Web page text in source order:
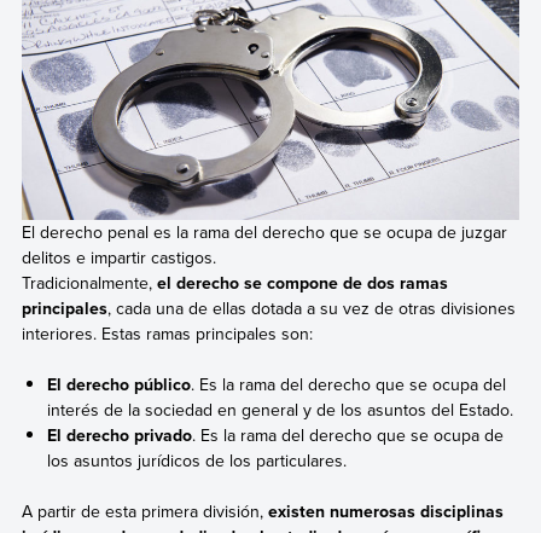
El derecho penal es la rama del derecho que se ocupa de juzgar
delitos e impartir castigos.
Tradicionalmente, el derecho se compone de dos ramas
principales, cada una de ellas dotada a su vez de otras divisiones
interiores. Estas ramas principales son:
El derecho público. Es la rama del derecho que se ocupa del
interés de la sociedad en general y de los asuntos del Estado.
El derecho privado. Es la rama del derecho que se ocupa de
los asuntos jurídicos de los particulares.
A partir de esta primera división, existen numerosas disciplinas